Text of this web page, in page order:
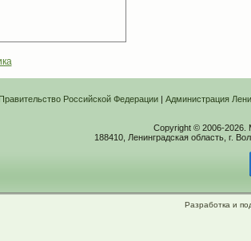
Правительство Российской Федерации| Администрация
Copyright © 2006-2026.
188410, Ленинградская область, г.
Разработка и